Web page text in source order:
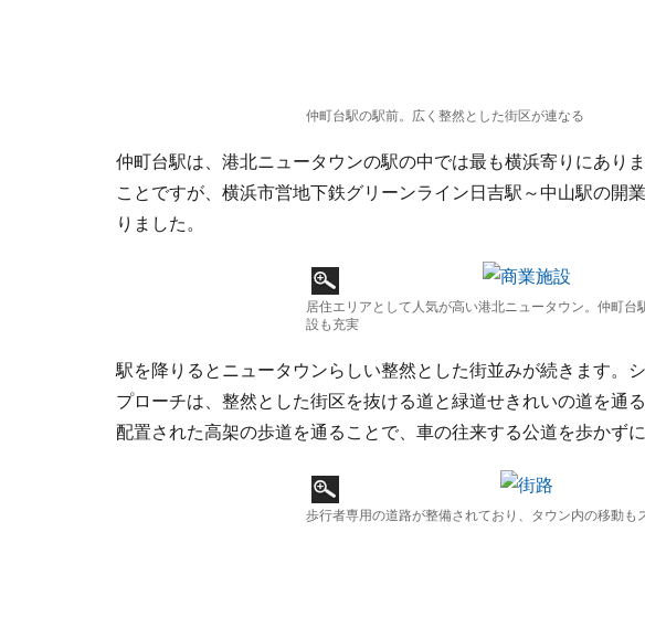
仲町台駅の駅前。広く整然とした街区が連なる
仲町台駅は、港北ニュータウンの駅の中では最も横浜寄りにあり
ことですが、横浜市営地下鉄グリーンライン日吉駅～中山駅の開
りました。
居住エリアとして人気が高い港北ニュータウン。仲町台
設も充実
駅を降りるとニュータウンらしい整然とした街並みが続きます。
プローチは、整然とした街区を抜ける道と緑道せきれいの道を通
配置された高架の歩道を通ることで、車の往来する公道を歩かず
歩行者専用の道路が整備されており、タウン内の移動も